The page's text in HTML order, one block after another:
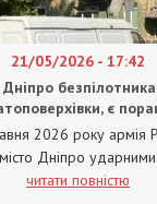
21/05/2026 - 17:42
є
2026 року армія
Дніпро
читати повністю